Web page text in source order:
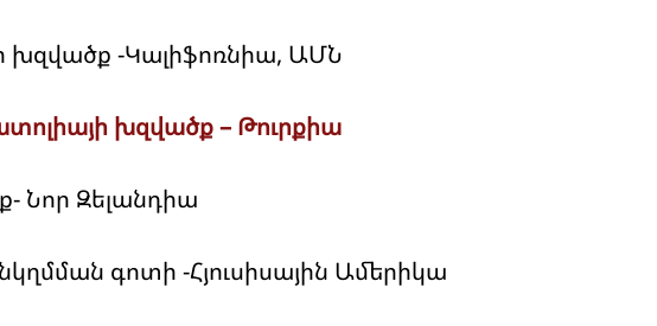
-Կալիֆոռնիա, ԱՄՆ
խզվածք – Թուրքիա
Նոր Զելանդիա
գոտի -Հյուսիսային Ամերիկա